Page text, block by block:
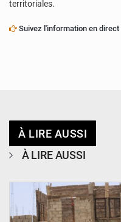
territoriales.
Suivez l'information en
À LIRE AUSSI
À LIRE AUSSI